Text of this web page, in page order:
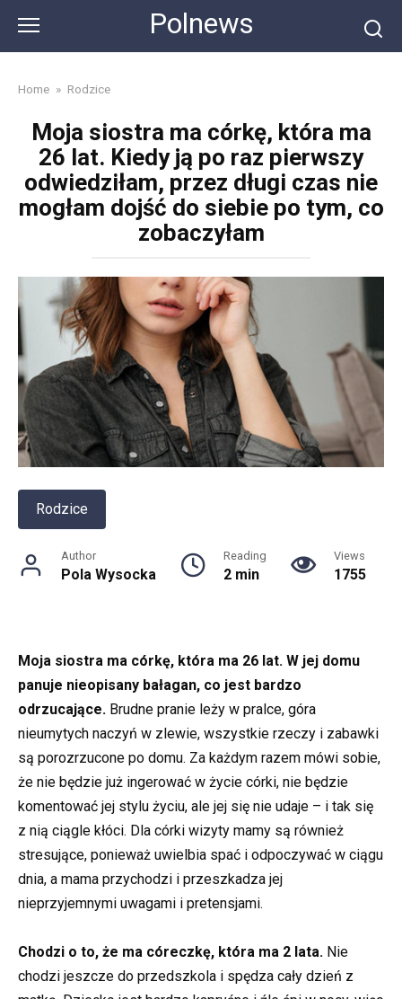
content
Polnews
Home » Rodzice
Moja siostra ma córkę, która ma
26 lat. Kiedy ją po raz pierwszy
odwiedziłam, przez długi czas nie
mogłam dojść do siebie po tym, co
zobaczyłam
Rodzice
Author
Pola Wysocka
Reading
2 min
Views
1755
Moja siostra ma córkę, która ma 26 lat. W jej domu
panuje nieopisany bałagan, co jest bardzo
odrzucające. Brudne pranie leży w pralce, góra
nieumytych naczyń w zlewie, wszystkie rzeczy i zabawki
są porozrzucone po domu. Za każdym razem mówi sobie,
że nie będzie już ingerować w życie córki, nie będzie
komentować jej stylu życiu, ale jej się nie udaje – i tak się
z nią ciągle kłóci. Dla córki wizyty mamy są również
stresujące, ponieważ uwielbia spać i odpoczywać w ciągu
dnia, a mama przychodzi i przeszkadza jej
nieprzyjemnymi uwagami i pretensjami.
Chodzi o to, że ma córeczkę, która ma 2 lata. Nie
chodzi jeszcze do przedszkola i spędza cały dzień z